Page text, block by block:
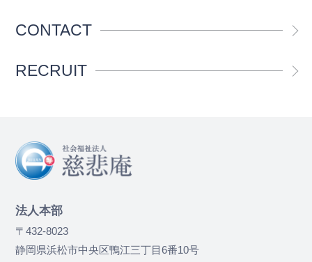
CONTACT
RECRUIT
法人本部
〒432-8023
静岡県浜松市中央区鴨江三丁目6番10号